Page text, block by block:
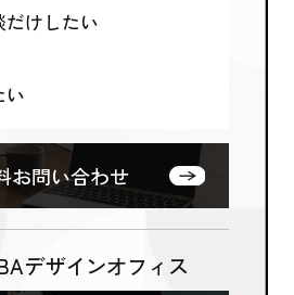
けしたい
い
お問い合わせ
デザインオフィス